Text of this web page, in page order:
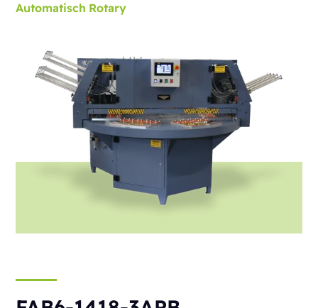
Automatisch Rotary